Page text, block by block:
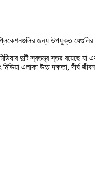
জন্য উপযুক্ত যেগুলির
দুটি স্বতন্ত্র স্তর রয়েছে
এলাকা উচ্চ দক্ষতা, দীর্ঘ